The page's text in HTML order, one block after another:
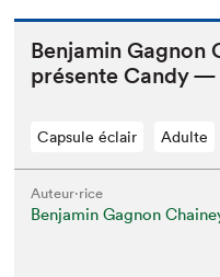
Ben­jamin Gagnon
présente Can­dy
Capsule éclair Adulte
Auteur·rice
Benjamin Gagnon